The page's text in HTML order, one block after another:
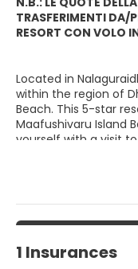
TRASFERIMENTI DA/
RESORT CON VOLO
Located in
within the region of
Beach. This 5-star
Maafushivaru Island
yourself with a visit
body treatments,
the private beach or
including a spa tub
Additional amenities
arcade/game room.
426 air-conditioned
television is provided
1 Insurances